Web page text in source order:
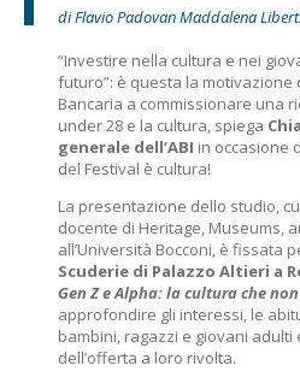
di Flavio Padovan Maddalena
“Investire nella cultura e nei
futuro”: è questa la motivazione
Bancaria a commissionare una
under 28 e la cultura, spiega
generale dell’ABI in occasione
del Festival è cultura!
La presentazione dello studio,
docente di Heritage, Museums,
all’Università Bocconi, è fissata
Scuderie di Palazzo Altieri a
Gen Z e Alpha: la cultura che
approfondire gli interessi, le
bambini, ragazzi e giovani
dell’offerta a loro rivolta.